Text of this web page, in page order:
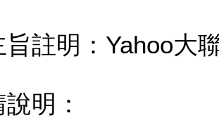
註明：Yahoo大
明：